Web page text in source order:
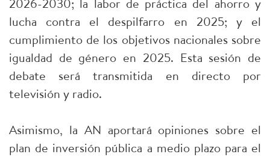
2026-2030; la labor de práctica del ahorro y
lucha contra el despilfarro en 2025; y el
cumplimiento de los objetivos nacionales sobre
igualdad de género en 2025. Esta sesión de
debate será transmitida en directo por
televisión y radio.
Asimismo, la AN aportará opiniones sobre el
plan de inversión pública a medio plazo para el